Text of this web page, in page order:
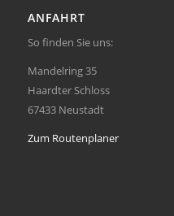
ANFAHRT
So finden Sie uns:
Mandelring 35
Haardter Schloss
67433 Neustadt
Zum Routenplaner